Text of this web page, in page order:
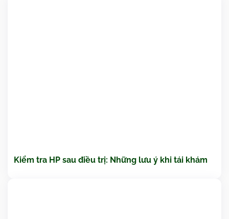
Kiểm tra HP sau điều trị: Những lưu ý khi tái khám